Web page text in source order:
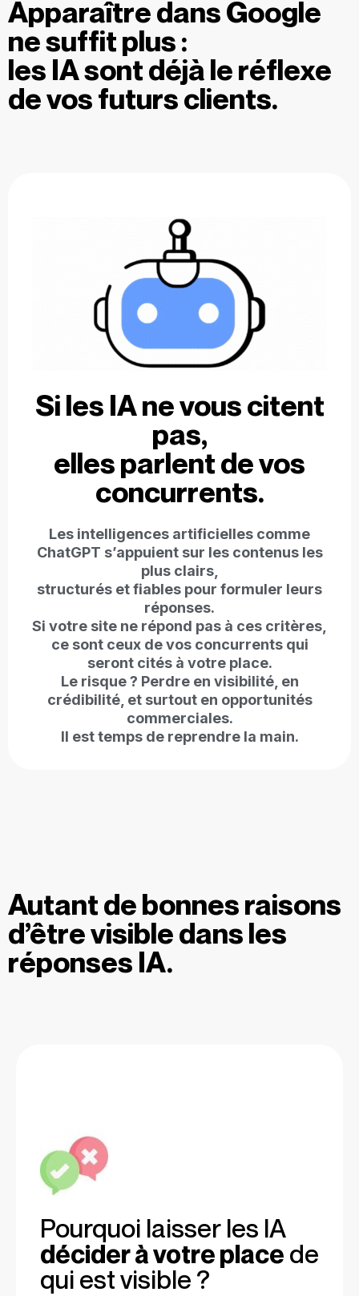
concurrents ne sont peut-être pas encore
présents.
Apparaître dans Google
ne suffit plus :
les IA sont déjà le réflexe
de vos futurs clients.
Si les IA ne vous citent
pas,
elles parlent de vos
concurrents.
Les intelligences artificielles comme
ChatGPT s’appuient sur les contenus les
plus clairs,
structurés et fiables pour formuler leurs
réponses.
Si votre site ne répond pas à ces critères,
ce sont ceux de vos concurrents qui
seront cités à votre place.
Le risque ? Perdre en visibilité, en
crédibilité, et surtout en opportunités
commerciales.
Il est temps de reprendre la main.
Autant de bonnes raisons
d’être visible dans les
réponses IA.
Pourquoi laisser les IA
décider à votre place de
qui est visible ?